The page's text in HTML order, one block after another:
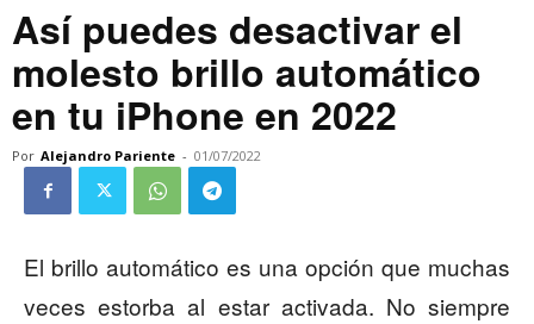
Así puedes desactivar el
molesto brillo automático
en tu iPhone en 2022
Por Alejandro Pariente - 01/07/2022
El brillo automático es una opción que muchas
veces estorba al estar activada. No siempre